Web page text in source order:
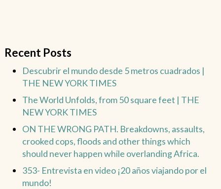
Recent Posts
Descubrir el mundo desde 5 metros cuadrados |
THE NEW YORK TIMES
The World Unfolds, from 50 square feet | THE
NEW YORK TIMES
ON THE WRONG PATH. Breakdowns, assaults,
crooked cops, floods and other things which
should never happen while overlanding Africa.
353- Entrevista en video ¡20 años viajando por el
mundo!